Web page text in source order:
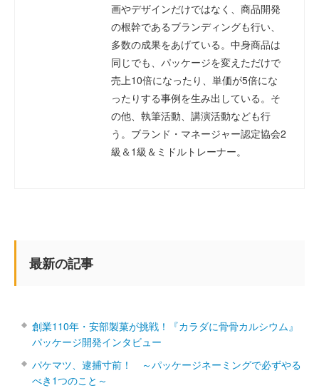
画やデザインだけではなく、商品開発
の根幹であるブランディングも行い、
多数の成果をあげている。中身商品は
同じでも、パッケージを変えただけで
売上10倍になったり、単価が5倍にな
ったりする事例を生み出している。そ
の他、執筆活動、講演活動なども行
う。ブランド・マネージャー認定協会2
級＆1級＆ミドルトレーナー。
最新の記事
創業110年・安部製菓が挑戦！『カラダに骨骨カルシウム』
パッケージ開発インタビュー
パケマツ、逮捕寸前！ ～パッケージネーミングで必ずやる
べき1つのこと～